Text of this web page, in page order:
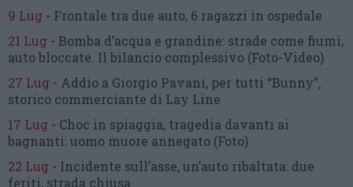
9 Lug - Frontale tra due auto, 6 ragazzi in ospedale
21 Lug - Bomba d’acqua e grandine: strade come fiumi,
auto bloccate. Il bilancio complessivo (Foto-Video)
27 Lug - Addio a Giorgio Pavani, per tutti “Bunny”,
storico commerciante di Lay Line
17 Lug - Choc in spiaggia, tragedia davanti ai
bagnanti:uomo muore annegato (Foto)
22 Lug - Incidente sull’asse, un’auto ribaltata: due
feriti, strada chiusa